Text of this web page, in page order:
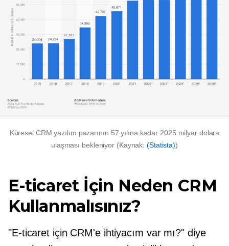
Küresel CRM yazılım pazarının 57 yılına kadar 2025 milyar dolara
ulaşması bekleniyor (Kaynak:(Statista))
E-ticaret İçin Neden CRM
Kullanmalısınız?
"E-ticaret için CRM'e ihtiyacım var mı?" diye